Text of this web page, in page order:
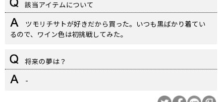
該当アイテムについて
ツモリチサトが好きだから買った。いつも黒ばかり着てい
るので、ワイン色は初挑戦してみた。
将来の夢は？
-